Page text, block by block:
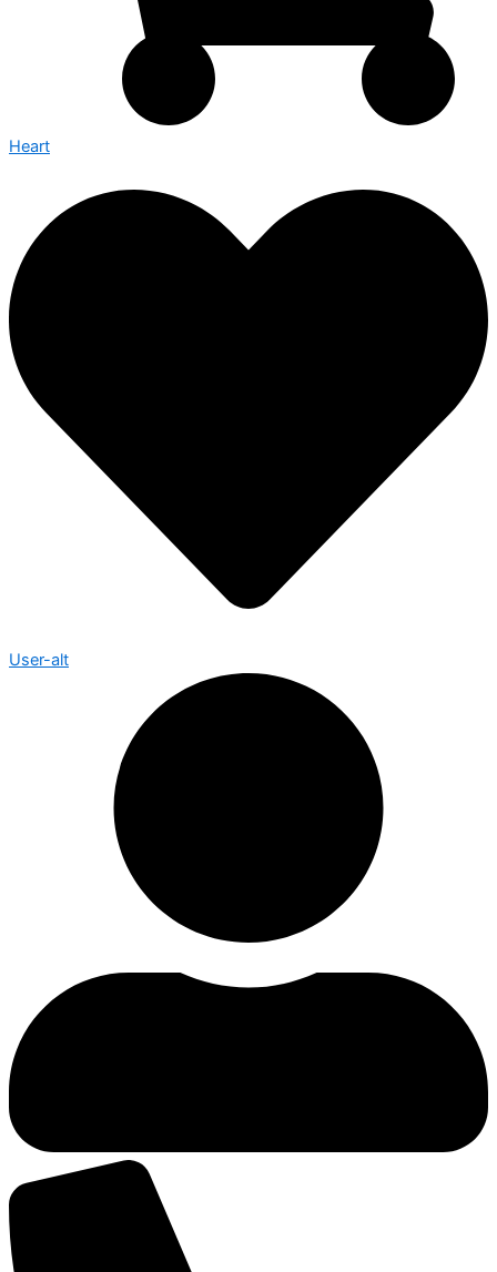
Heart
User-alt